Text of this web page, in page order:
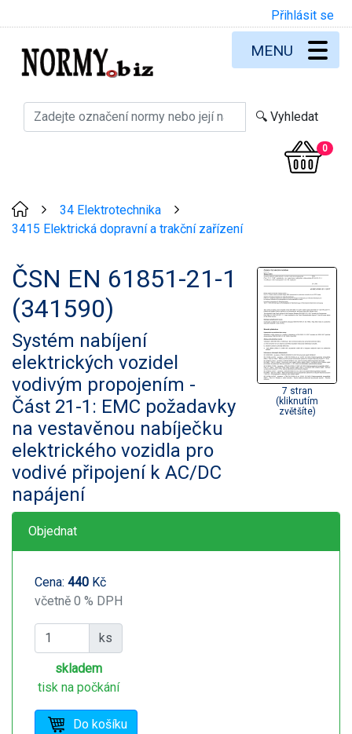
Přihlásit se
0
MENU
34 Elektrotechnika
3415 Elektrická dopravní a trakční zařízení
ČSN EN 61851-21-1
(341590)
Systém nabíjení
elektrických vozidel
vodivým propojením -
Část 21-1: EMC požadavky
na vestavěnou nabíječku
elektrického vozidla pro
vodivé připojení k AC/DC
napájení
7 stran
(kliknutím
zvětšíte)
Objednat
Cena: 440 Kč
včetně 0 % DPH
ks
skladem
tisk na počkání